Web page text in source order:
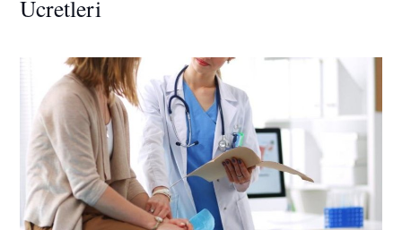
Ücretleri